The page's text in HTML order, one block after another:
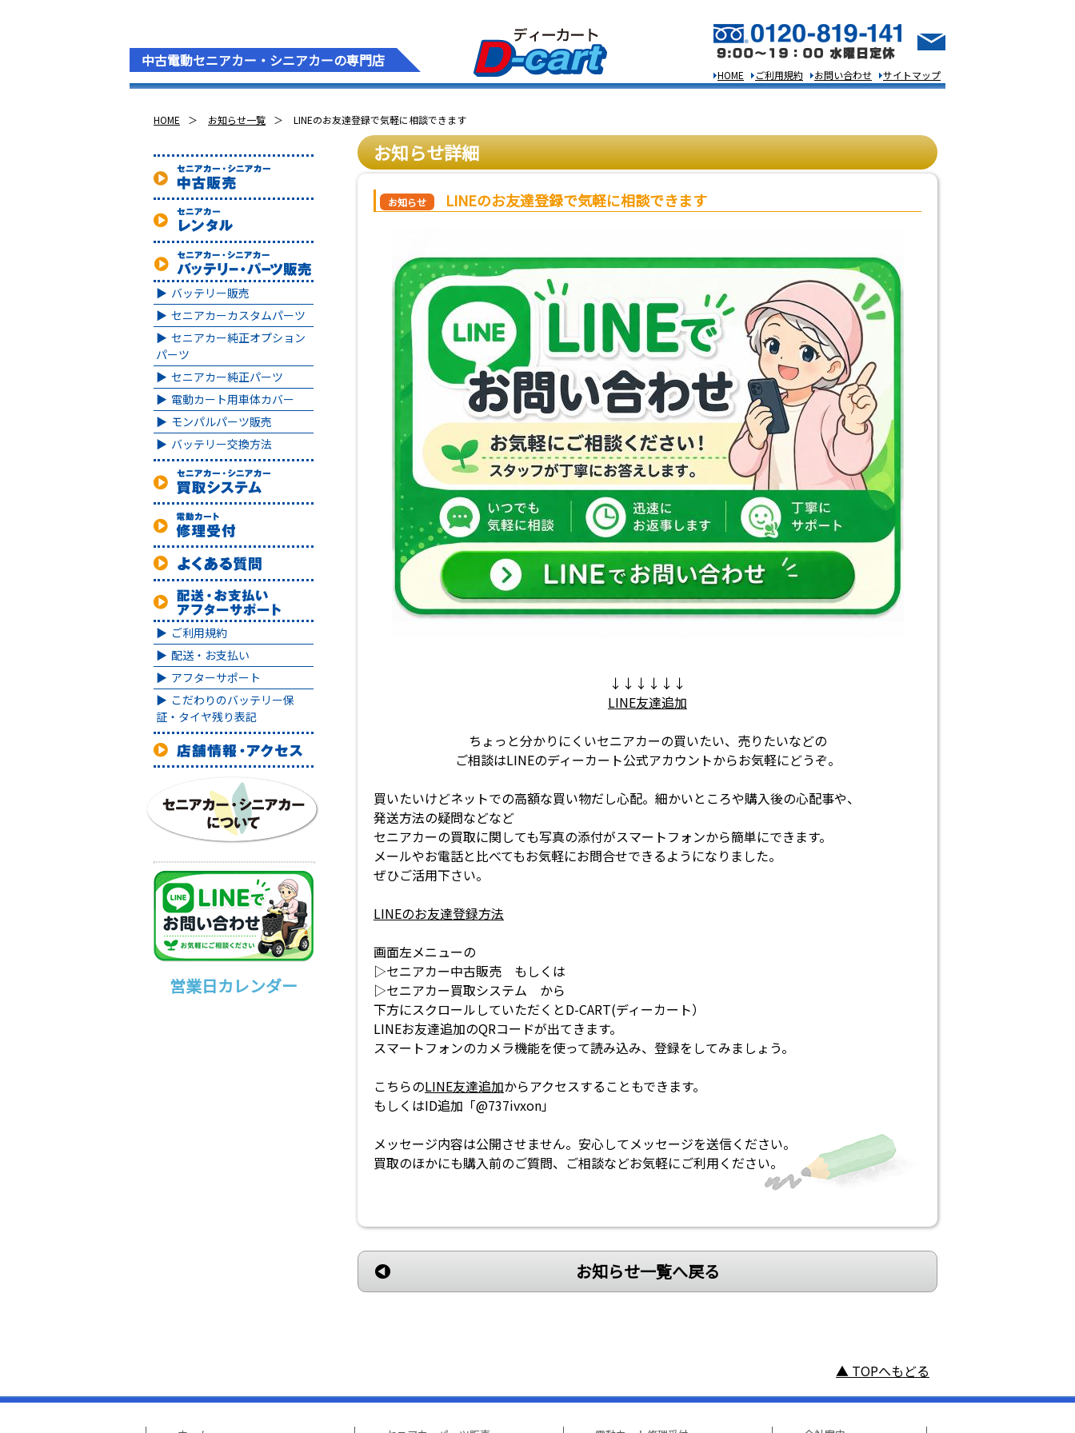
中古電動セニアカー・シニアカーの専門店
HOME ご利用規約 お問い合わせ サイトマップ
HOME お知らせ一覧 LINEのお友達登録で気軽に相談できます
お知らせ詳細
お知らせ LINEのお友達登録で気軽に相談できます
↓↓↓↓↓↓
LINE友達追加
ちょっと分かりにくいセニアカーの買いたい、売りたいなどの
ご相談はLINEのディーカート公式アカウントからお気軽にどうぞ。
買いたいけどネットでの高額な買い物だし心配。細かいところや購入後の心配事や、
発送方法の疑問などなど
セニアカーの買取に関しても写真の添付がスマートフォンから簡単にできます。
メールやお電話と比べてもお気軽にお問合せできるようになりました。
ぜひご活用下さい。
LINEのお友達登録方法
画面左メニューの
▷セニアカー中古販売 もしくは
▷セニアカー買取システム から
下方にスクロールしていただくとD-CART(ディーカート）
LINEお友達追加のQRコードが出てきます。
スマートフォンのカメラ機能を使って読み込み、登録をしてみましょう。
こちらのLINE友達追加からアクセスすることもできます。
もしくはID追加「@737ivxon」
メッセージ内容は公開させません。安心してメッセージを送信ください。
買取のほかにも購入前のご質問、ご相談などお気軽にご利用ください。
お知らせ一覧へ戻る
バッテリー販売
セニアカーカスタムパーツ
セニアカー純正オプション
パーツ
セニアカー純正パーツ
電動カート用車体カバー
モンパルパーツ販売
バッテリー交換方法
ご利用規約
配送・お支払い
アフターサポート
こだわりのバッテリー保
証・タイヤ残り表記
営業日カレンダー
▲ TOPへもどる